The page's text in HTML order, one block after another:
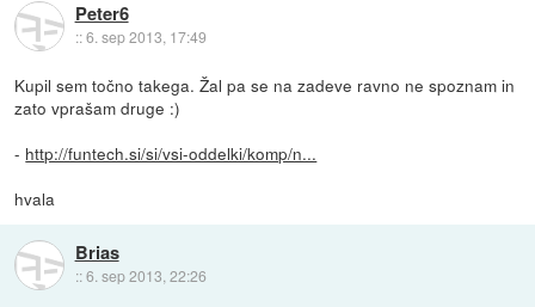
Peter6
::6. sep 2013, 17:49
Kupil sem točno takega. Žal pa se na zadeve ravno ne spoznam in
zato vprašam druge :)
- http://funtech.si/si/vsi-oddelki/komp/n...
hvala
Brias
::6. sep 2013, 22:26